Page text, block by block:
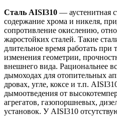
Сталь AISI310 — аустенитная
содержание хрома и никеля,
сопротивление окислению,
жаростойких сталей. Такие
длительное время работать при
изменения геометрии,
внешнего вида. Рациональнее
дымоходах для отопительных
дровах, угле, коксе и т.п.
дымоотведения от
агрегатов, газопоршневых,
установок. У AISI310